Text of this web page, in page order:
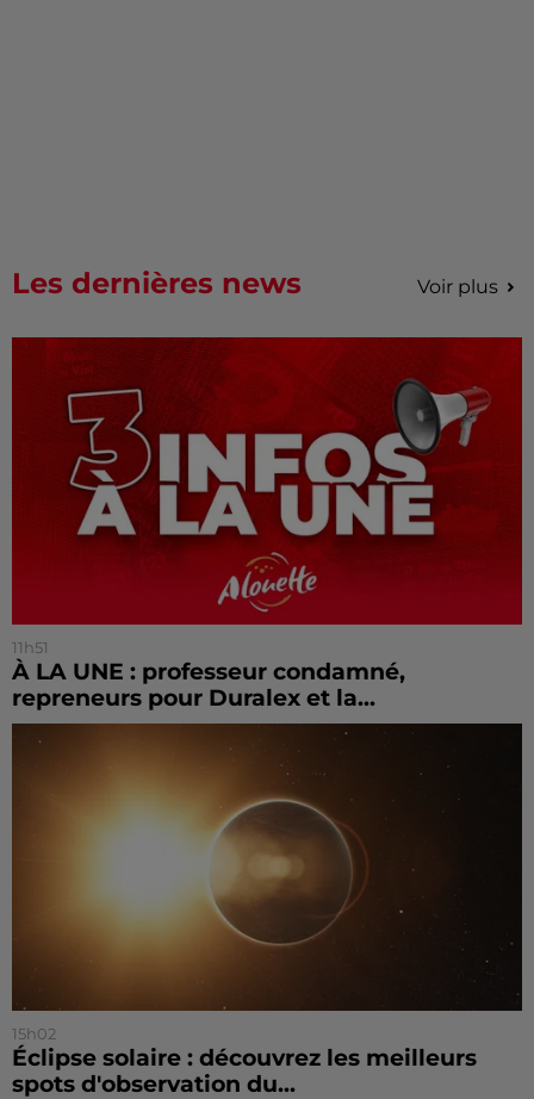
Les dernières news Voir plus
11h51
À LA UNE : professeur condamné,
repreneurs pour Duralex et la...
15h02
Éclipse solaire : découvrez les meilleurs
spots d'observation du...